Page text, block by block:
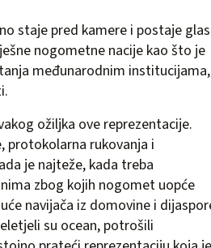
staje pred kamere i postaje glas
nogometne nacije kao što je
međunarodnim institucijama,
ožiljka ove reprezentacije.
protokolarna rukovanja i
je najteže, kada treba
zbog kojih nogomet uopće
navijača iz domovine i
su ocean, potrošili